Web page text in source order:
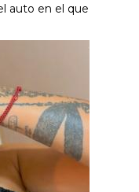
auto en el que